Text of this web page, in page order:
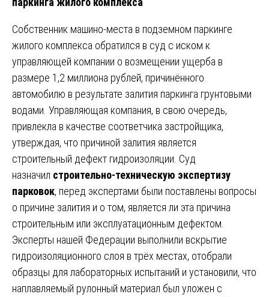
Собственник машино-места в подземном паркинге
жилого комплекса обратился в суд с иском к
управляющей компании о возмещении ущерба в
размере 1,2 миллиона рублей, причинённого
автомобилю в результате залития паркинга грунтовыми
водами. Управляющая компания, в свою очередь,
привлекла в качестве соответчика застройщика,
утверждая, что причиной залития является
строительный дефект гидроизоляции. Суд
назначил строительно-техническую экспертизу
парковок, перед экспертами были поставлены вопросы
о причине залития и о том, является ли эта причина
строительным или эксплуатационным дефектом.
Эксперты нашей Федерации выполнили вскрытие
гидроизоляционного слоя в трёх местах, отобрали
образцы для лабораторных испытаний и установили, что
наплавляемый рулонный материал был уложен с